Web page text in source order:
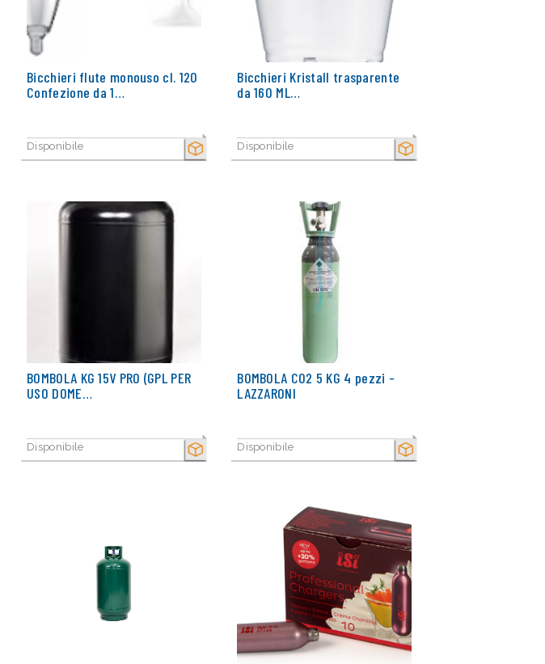
SECCO
Bicchieri flute monouso cl. 120
Confezione da 1…
Disponibile SECCO
Bicchieri Kristall trasparente
da 160 ML…
Disponibile
SECCO
BOMBOLA KG 15V PRO (GPL PER
USO DOME…
Disponibile SECCO
BOMBOLA C02 5 KG 4 pezzi -
LAZZARONI
Disponibile